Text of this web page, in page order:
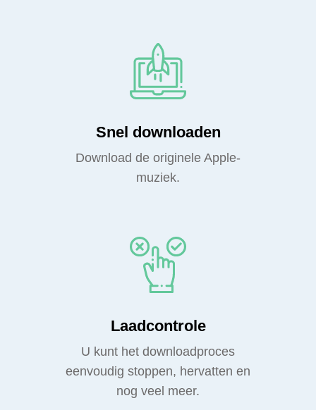
Snel downloaden
Download de originele Apple-
muziek.
Laadcontrole
U kunt het downloadproces
eenvoudig stoppen, hervatten en
nog veel meer.